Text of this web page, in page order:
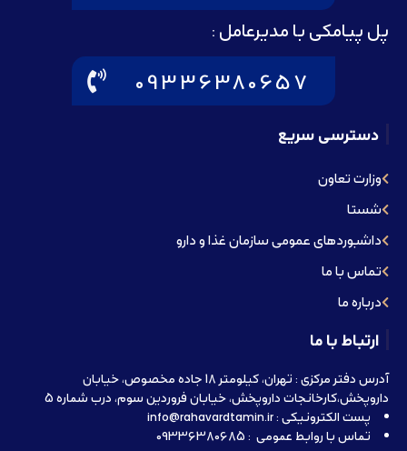
پل پیامکی با مدیرعامل :
09336380657
دسترسی سریع
وزارت تعاون
شستا
داشبوردهای عمومی سازمان غذا و دارو
تماس با ما
درباره ما
ارتباط با ما
آدرس دفتر مرکزی : تهران، کیلومتر 18 جاده مخصوص، خیابان
داروپخش،کارخانجات داروپخش، خیابان فروردین سوم، درب شماره 5
پست الکترونیکی : info@rahavardtamin.ir
تماس با روابط عمومی : 09336380685